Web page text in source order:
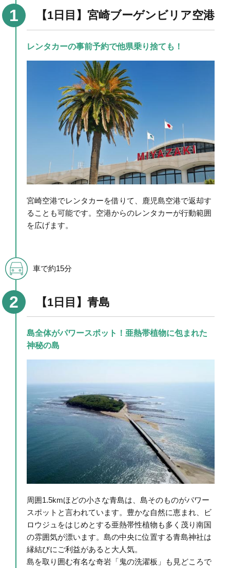
【1日目】宮崎ブーゲンビリア空港
レンタカーの事前予約で他県乗り捨ても！
宮崎空港でレンタカーを借りて、鹿児島空港で返却す
ることも可能です。空港からのレンタカーが行動範囲
を広げます。
車で約15分
【1日目】青島
島全体がパワースポット！亜熱帯植物に包まれた
神秘の島
周囲1.5kmほどの小さな青島は、島そのものがパワー
スポットと言われています。豊かな自然に恵まれ、ビ
ロウジュをはじめとする亜熱帯性植物も多く茂り南国
の雰囲気が漂います。島の中央に位置する青島神社は
縁結びにご利益があると大人気。
島を取り囲む有名な奇岩「鬼の洗濯板」も見どころで